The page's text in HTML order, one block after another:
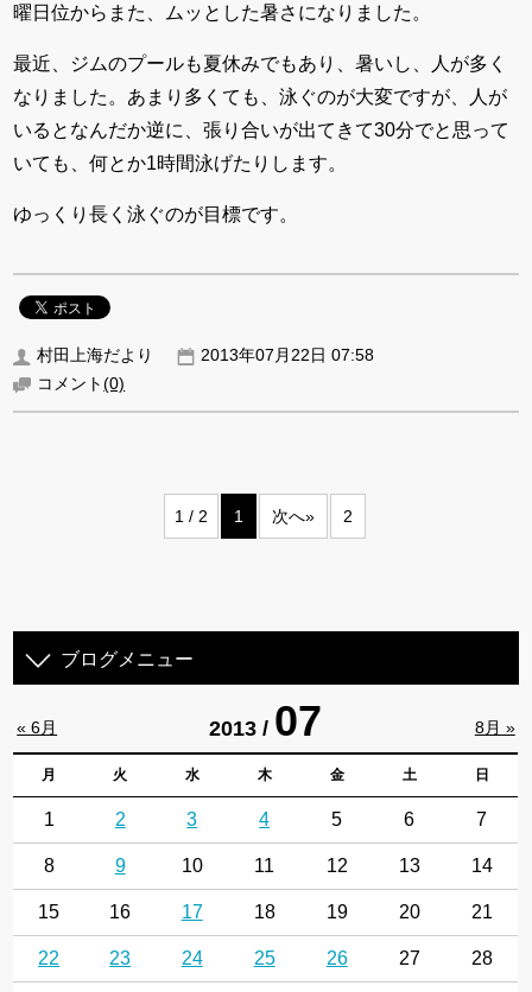
曜日位からまた、ムッとした暑さになりました。
最近、ジムのプールも夏休みでもあり、暑いし、人が多く
なりました。あまり多くても、泳ぐのが大変ですが、人が
いるとなんだか逆に、張り合いが出てきて30分でと思って
いても、何とか1時間泳げたりします。
ゆっくり長く泳ぐのが目標です。
村田上海だより
2013年07月22日 07:58
コメント(0)
1 / 2 1 次へ» 2
ブログメニュー
2013 / 07
月 火 水 木 金 土 日
1 2 3 4 5 6 7
8 9 10 11 12 13 14
15 16 17 18 19 20 21
22 23 24 25 26 27 28
« 6月 8月 »